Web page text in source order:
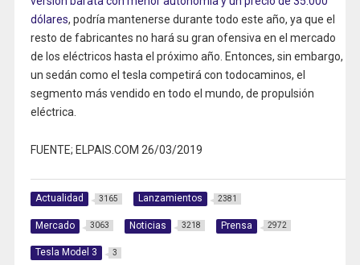
dólares, podría mantenerse durante todo este año, ya que el
resto de fabricantes no hará su gran ofensiva en el mercado
de los eléctricos hasta el próximo año. Entonces, sin embargo,
un sedán como el tesla competirá con todocaminos, el
segmento más vendido en todo el mundo, de propulsión
eléctrica.
FUENTE; ELPAIS.COM 26/03/2019
Actualidad 3165 Lanzamientos 2381
Mercado 3063 Noticias 3218 Prensa 2972
Tesla Model 3 3